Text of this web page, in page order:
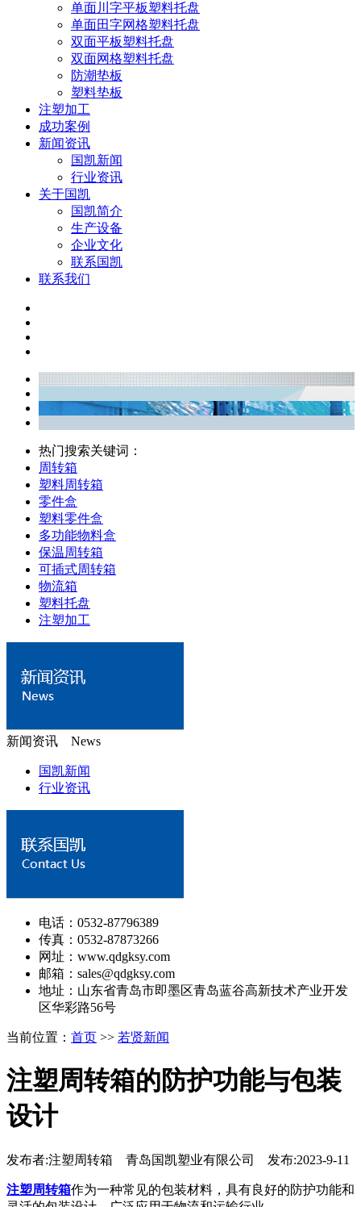
单面川字平板塑料托盘
单面田字网格塑料托盘
双面平板塑料托盘
双面网格塑料托盘
防潮垫板
塑料垫板
注塑加工
成功案例
新闻资讯
国凯新闻
行业资讯
关于国凯
国凯简介
生产设备
企业文化
联系国凯
联系我们
热门搜索关键词：
周转箱
塑料周转箱
零件盒
塑料零件盒
多功能物料盒
保温周转箱
可插式周转箱
物流箱
塑料托盘
注塑加工
新闻资讯 News
国凯新闻
行业资讯
电话：0532-87796389
传真：0532-87873266
网址：www.qdgksy.com
邮箱：sales@qdgksy.com
地址：山东省青岛市即墨区青岛蓝谷高新技术产业开发
区华彩路56号
当前位置： 首页 >> 若贤新闻
注塑周转箱的防护功能与包装
设计
发布者:注塑周转箱 青岛国凯塑业有限公司 发布:2023-9-11
注塑周转箱作为一种常见的包装材料，具有良好的防护功能和